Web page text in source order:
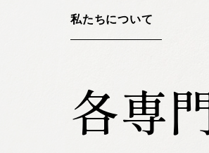
私たちについて
各専